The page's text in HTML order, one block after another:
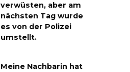
verwüsten, aber am
nächsten Tag wurde
es von der Polizei
umstellt.
Meine Nachbarin hat